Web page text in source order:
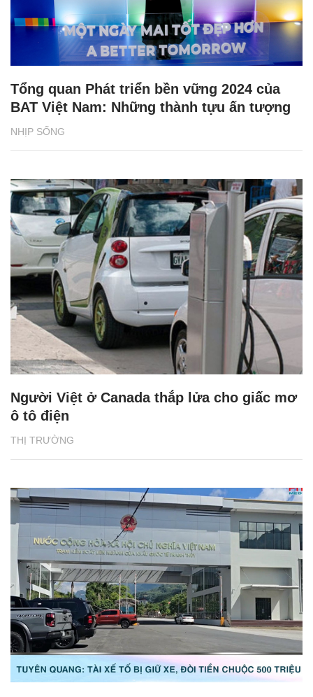
NHỊP SỐNG
Tổng quan Phát triển bền vững 2024 của
BAT Việt Nam: Những thành tựu ấn tượng
THỊ TRƯỜNG
Người Việt ở Canada thắp lửa cho giấc mơ
ô tô điện